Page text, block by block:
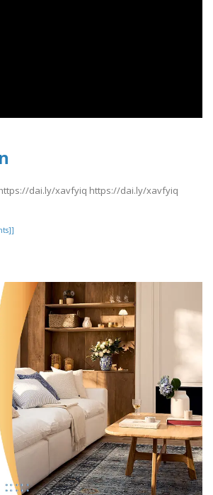
dai.ly/xavfyiq https://dai.ly/xavfyiq